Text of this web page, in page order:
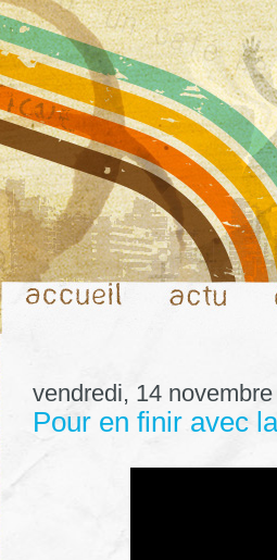
vendredi, 14
Pour en finir avec